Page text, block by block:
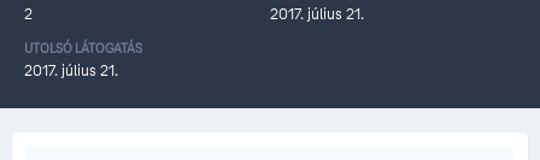
2 2017. július 21.
UTOLSÓ LÁTOGATÁS
2017. július 21.